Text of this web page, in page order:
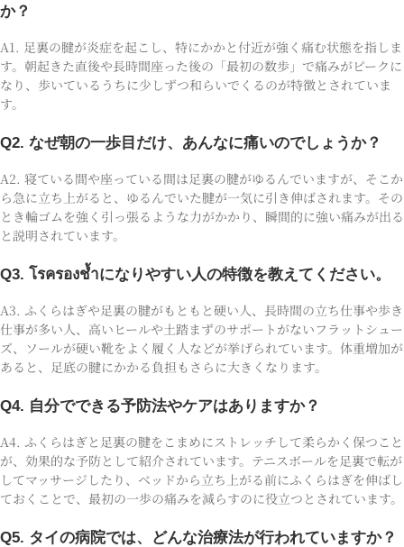
か？
A1. 足裏の腱が炎症を起こし、特にかかと付近が強く痛む状態を指しま
す。朝起きた直後や長時間座った後の「最初の数歩」で痛みがピークに
なり、歩いているうちに少しずつ和らいでくるのが特徴とされていま
す。
Q2. なぜ朝の一歩目だけ、あんなに痛いのでしょうか？
A2. 寝ている間や座っている間は足裏の腱がゆるんでいますが、そこか
ら急に立ち上がると、ゆるんでいた腱が一気に引き伸ばされます。その
とき輪ゴムを強く引っ張るような力がかかり、瞬間的に強い痛みが出る
と説明されています。
Q3. โรครองช้ำになりやすい人の特徴を教えてください。
A3. ふくらはぎや足裏の腱がもともと硬い人、長時間の立ち仕事や歩き
仕事が多い人、高いヒールや土踏まずのサポートがないフラットシュー
ズ、ソールが硬い靴をよく履く人などが挙げられています。体重増加が
あると、足底の腱にかかる負担もさらに大きくなります。
Q4. 自分でできる予防法やケアはありますか？
A4. ふくらはぎと足裏の腱をこまめにストレッチして柔らかく保つこと
が、効果的な予防として紹介されています。テニスボールを足裏で転が
してマッサージしたり、ベッドから立ち上がる前にふくらはぎを伸ばし
ておくことで、最初の一歩の痛みを減らすのに役立つとされています。
Q5. タイの病院では、どんな治療法が行われていますか？